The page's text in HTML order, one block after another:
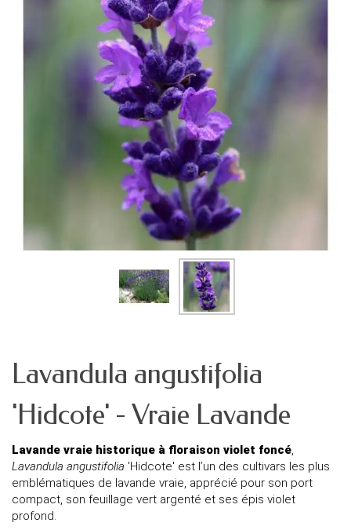
Lavandula angustifolia
'Hidcote' - Vraie Lavande
Lavande vraie historique à floraison violet foncé,
Lavandula angustifolia 'Hidcote' est l’un des cultivars les plus
emblématiques de lavande vraie, apprécié pour son port
compact, son feuillage vert argenté et ses épis violet
profond.